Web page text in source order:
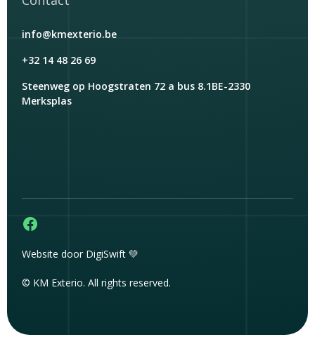
info@kmexterio.be
+32 14 48 26 69
Steenweg op Hoogstraten 72 a bus 8.1BE-2330
Merksplas
© KM Exterio. All rights reserved.
Website door DigiSwift 💚